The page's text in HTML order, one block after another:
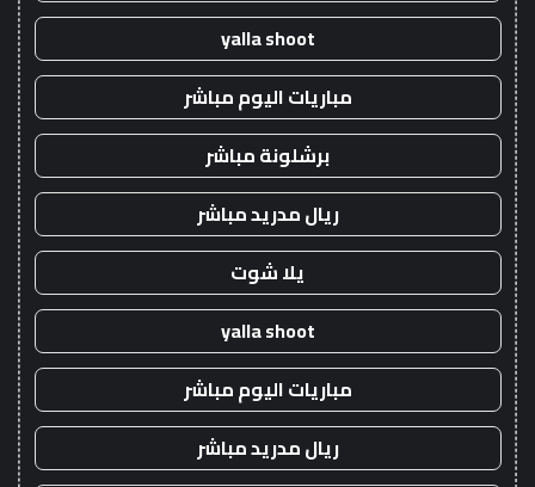
yalla shoot
مباريات اليوم مباشر
برشلونة مباشر
ريال مدريد مباشر
يلا شوت
yalla shoot
مباريات اليوم مباشر
ريال مدريد مباشر